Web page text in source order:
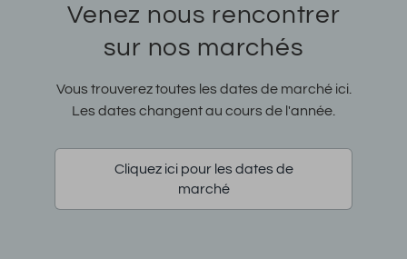
Venez nous rencontrer
sur nos marchés
Vous trouverez toutes les dates de marché ici.
Les dates changent au cours de l'année.
Cliquez ici pour les dates de
marché